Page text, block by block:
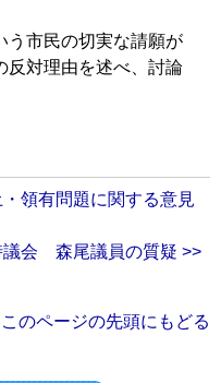
う市民の切実な請願が
反対理由を述べ、討論
領有問題に関する意見
議会 森尾議員の質疑 >>
のページの先頭にもどる